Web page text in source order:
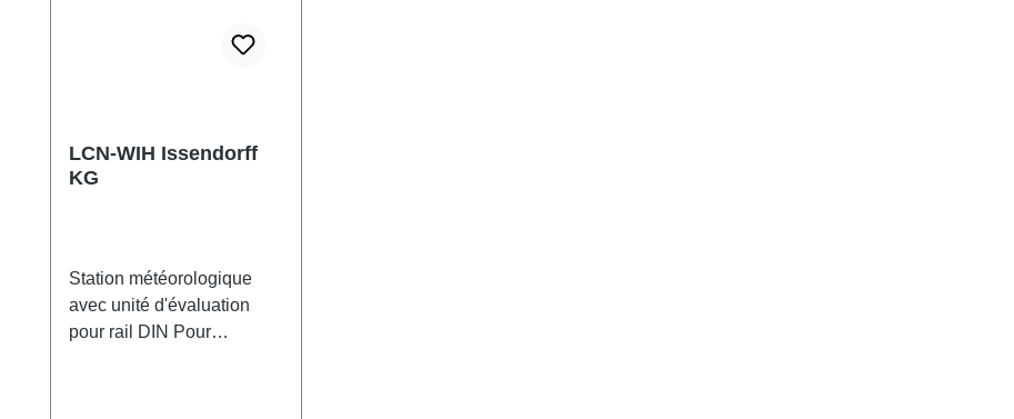
LCN-WIH Issendorff
KG
Station météorologique
avec unité d'évaluation
pour rail DIN Pour